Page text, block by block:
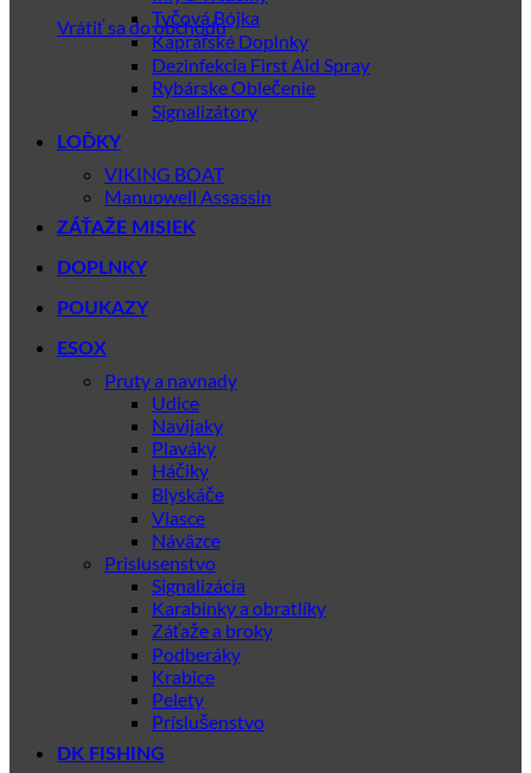
Vrátiť sa do obchodu
Tyčová Bójka
Kaprářské Doplnky
Dezinfekcia First Aid Spray
Rybárske Oblečenie
Signalizátory
LOĎKY
VIKING BOAT
Manuowell Assassin
ZÁŤAŽE MISIEK
DOPLNKY
POUKAZY
ESOX
Pruty a navnady
Udice
Navijaky
Plaváky
Háčiky
Blyskáče
Vlasce
Náväzce
Prislusenstvo
Signalizácia
Karabinky a obratlíky
Záťaže a broky
Podberáky
Krabice
Pelety
Príslušenstvo
DK FISHING